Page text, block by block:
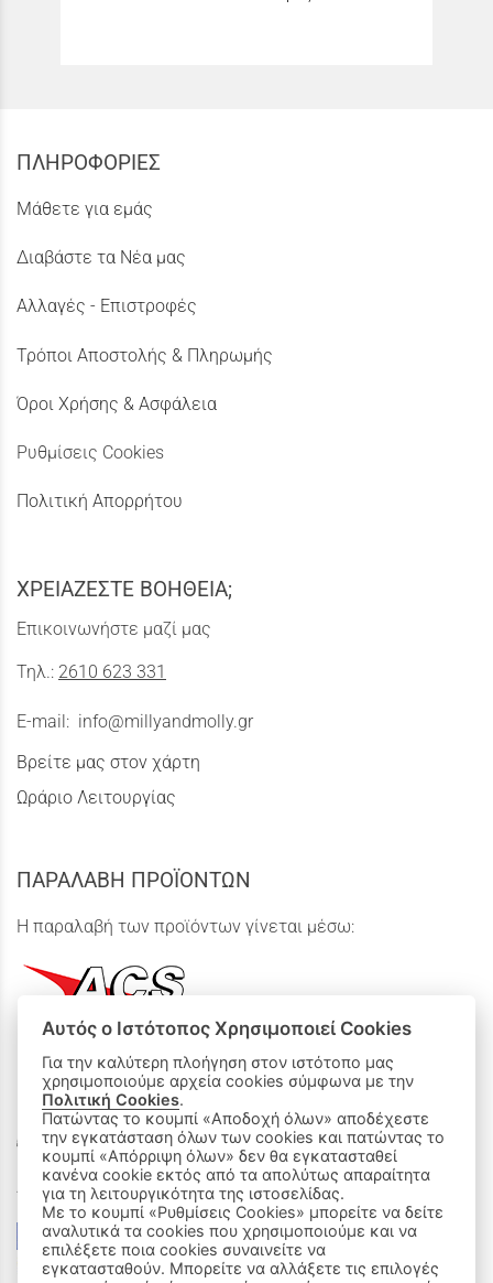
ΠΛΗΡΟΦΟΡΙΕΣ
Μάθετε για εμάς
Διαβάστε τα Νέα μας
Αλλαγές - Επιστροφές
Τρόποι Αποστολής & Πληρωμής
Όροι Χρήσης & Ασφάλεια
Ρυθμίσεις Cookies
Πολιτική Απορρήτου
ΧΡΕΙΑΖΕΣΤΕ ΒΟΗΘΕΙΑ;
Επικοινωνήστε μαζί μας
Τηλ.: 2610 623 331
E-mail: info@millyandmolly.gr
Βρείτε μας στον χάρτη
Ωράριο Λειτουργίας
ΠΑΡΑΛΑΒΗ ΠΡΟΪΟΝΤΩΝ
Η παραλαβή των προϊόντων γίνεται μέσω:
ΟΙ ΑΓΟΡΕΣ ΜΟΥ
Καλάθι Αγορών
Δεχόμαστε όλες τις πιστωτικές κάρτες:
Αυτός ο Ιστότοπος Χρησιμοποιεί Cookies
Για την καλύτερη πλοήγηση στον ιστότοπο μας
χρησιμοποιούμε αρχεία cookies σύμφωνα με την
Πολιτική Cookies.
Πατώντας το κουμπί «Αποδοχή όλων» αποδέχεστε
την εγκατάσταση όλων των cookies και πατώντας το
κουμπί «Απόρριψη όλων» δεν θα εγκατασταθεί
κανένα cookie εκτός από τα απολύτως απαραίτητα
για τη λειτουργικότητα της ιστοσελίδας.
Με το κουμπί «Ρυθμίσεις Cookies» μπορείτε να δείτε
αναλυτικά τα cookies που χρησιμοποιούμε και να
επιλέξετε ποια cookies συναινείτε να
εγκατασταθούν. Μπορείτε να αλλάξετε τις επιλογές